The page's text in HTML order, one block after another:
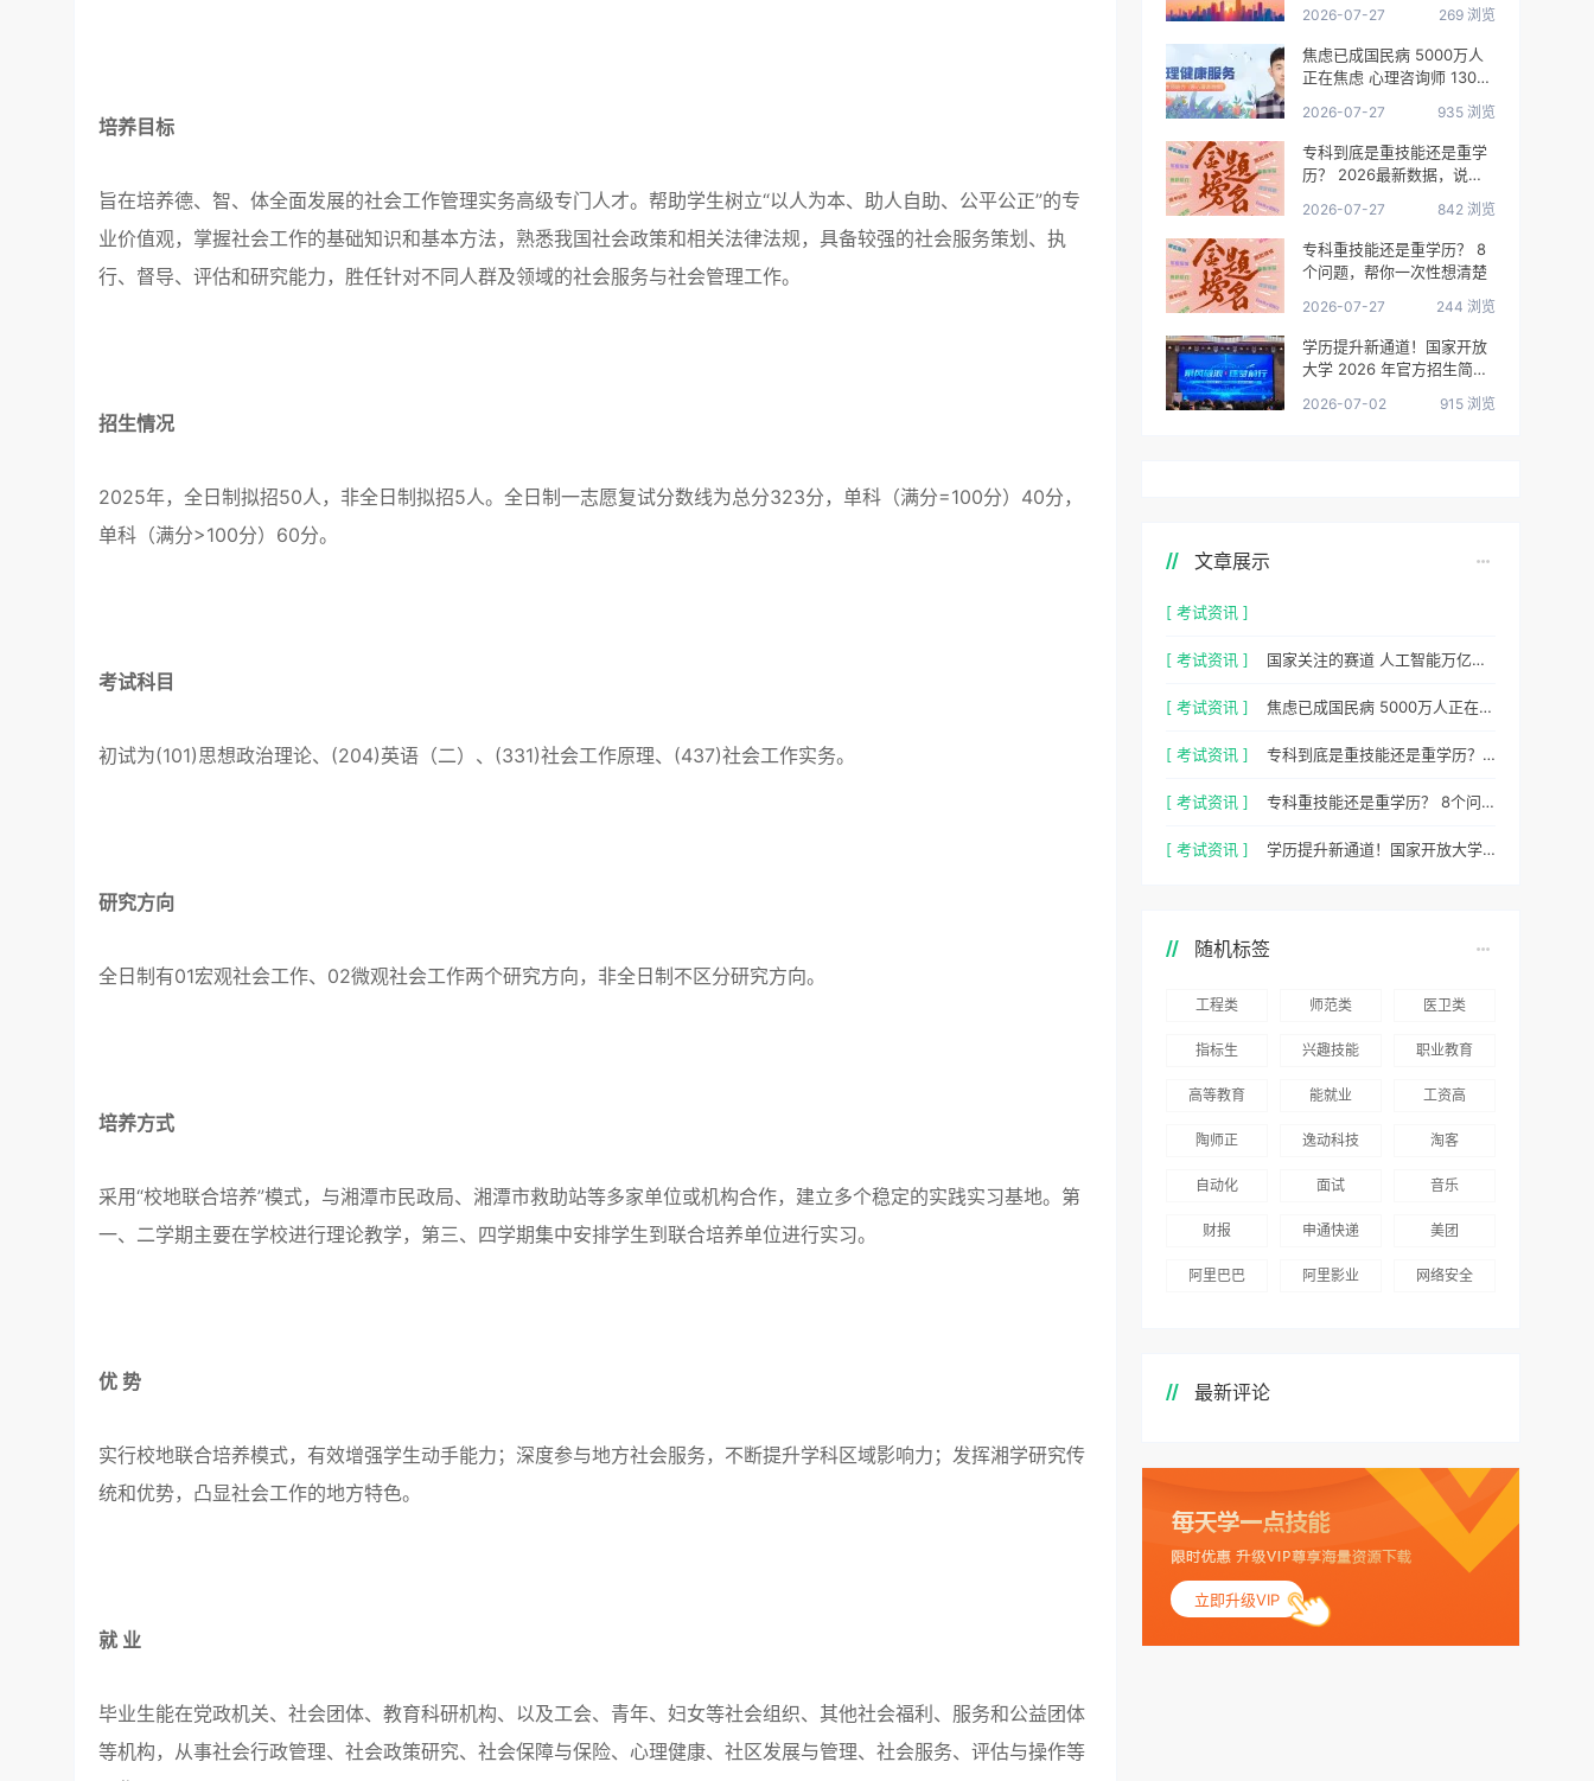
培养目标
旨在培养德、智、体全面发展的社会工作管理实务高级专门人才。帮助学生树立“以人为本、助人自助、公平公正”的专
业价值观，掌握社会工作的基础知识和基本方法，熟悉我国社会政策和相关法律法规，具备较强的社会服务策划、执
行、督导、评估和研究能力，胜任针对不同人群及领域的社会服务与社会管理工作。
招生情况
2025年，全日制拟招50人，非全日制拟招5人。全日制一志愿复试分数线为总分323分，单科（满分=100分）40分，
单科（满分>100分）60分。
考试科目
初试为(101)思想政治理论、(204)英语（二）、(331)社会工作原理、(437)社会工作实务。
研究方向
全日制有01宏观社会工作、02微观社会工作两个研究方向，非全日制不区分研究方向。
培养方式
采用“校地联合培养”模式，与湘潭市民政局、湘潭市救助站等多家单位或机构合作，建立多个稳定的实践实习基地。第
一、二学期主要在学校进行理论教学，第三、四学期集中安排学生到联合培养单位进行实习。
优 势
实行校地联合培养模式，有效增强学生动手能力；深度参与地方社会服务，不断提升学科区域影响力；发挥湘学研究传
统和优势，凸显社会工作的地方特色。
就 业
毕业生能在党政机关、社会团体、教育科研机构、以及工会、青年、妇女等社会组织、其他社会福利、服务和公益团体
等机构，从事社会行政管理、社会政策研究、社会保障与保险、心理健康、社区发展与管理、社会服务、评估与操作等
2026-07-27 269 浏览
焦虑已成国民病 5000万人
正在焦虑 心理咨询师 130万
2026-07-27 935 浏览
专科到底是重技能还是重学
历？ 2026最新数据，说得
2026-07-27 842 浏览
专科重技能还是重学历？ 8
个问题，帮你一次性想清楚
2026-07-27 244 浏览
学历提升新通道！国家开放
大学 2026 年官方招生简章
2026-07-02 915 浏览
文章展示
[ 考试资讯 ]
[ 考试资讯 ] 国家关注的赛道 人工智能万亿风口，你站上去了吗？
[ 考试资讯 ] 焦虑已成国民病 5000万人正在焦虑 心理咨询师 130万缺口等你填
[ 考试资讯 ] 专科到底是重技能还是重学历？ 2026最新数据，说得很清楚了
[ 考试资讯 ] 专科重技能还是重学历？ 8个问题，帮你一次性想清楚
[ 考试资讯 ] 学历提升新通道！国家开放大学 2026 年官方招生简章正式出炉
随机标签
工程类 师范类 医卫类
指标生 兴趣技能 职业教育
高等教育 能就业 工资高
陶师正 逸动科技 淘客
自动化 面试 音乐
财报 申通快递 美团
阿里巴巴 阿里影业 网络安全
最新评论
立即升级VIP